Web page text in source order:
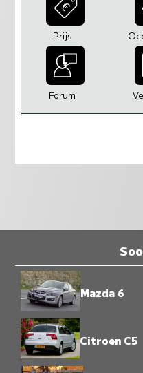
Prijs
Forum
Mazda 6
Citroen C5